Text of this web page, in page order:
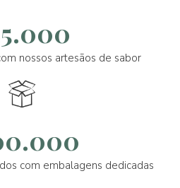
nossos artesãos de sabor
com embalagens dedicadas